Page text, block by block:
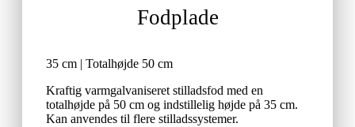
Fodplade
35 cm | Totalhøjde 50 cm
Kraftig varmgalvaniseret stilladsfod med en
totalhøjde på 50 cm og indstillelig højde på 35 cm.
Kan anvendes til flere stilladssystemer.